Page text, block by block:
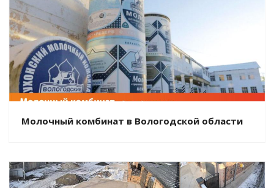
Молочный комбинат в Вологодской области